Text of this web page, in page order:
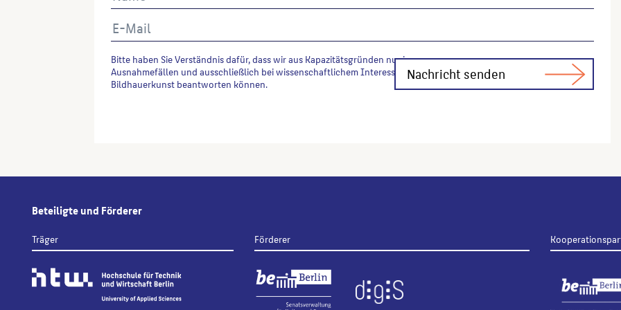
Bitte haben Sie Verständnis dafür, dass wir aus Kapazitätsgründen nur in
Ausnahmefällen und ausschließlich bei wissenschaftlichem Interesse Fachfragen zur
Bildhauerkunst beantworten können.
Beteiligte und Förderer
Träger Förderer